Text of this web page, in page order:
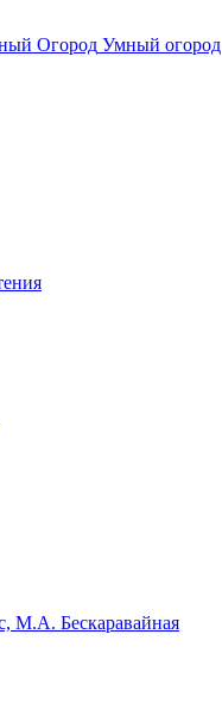
Умный огород
М.А. Бескаравайная